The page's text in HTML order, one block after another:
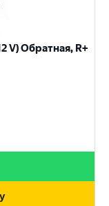
V) Обратная, R+